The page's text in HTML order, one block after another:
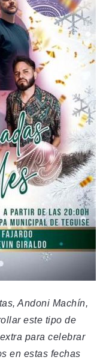
Andoni Machín,
este tipo de
para celebrar
en estas fechas